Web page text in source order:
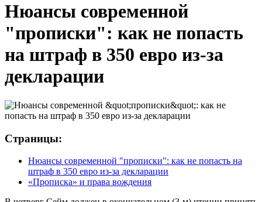
Нюансы современной
"прописки": как не попасть
на штраф в 350 евро из-за
декларации
Страницы:
Нюансы современной "прописки": как не попасть на
штраф в 350 евро из-за декларации
«Прописка» и права вождения